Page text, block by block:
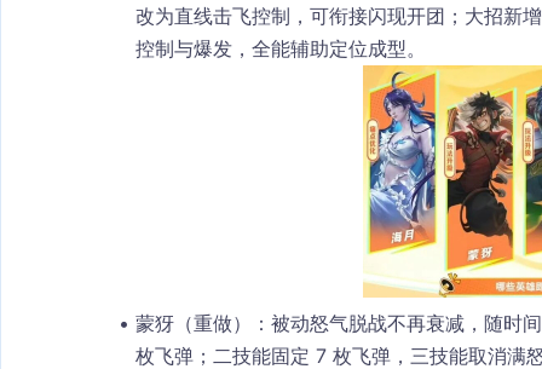
改为直线击飞控制，可衔接闪现开团；大招新增
控制与爆发，全能辅助定位成型。
蒙犽（重做）
：被动怒气脱战不再衰减，随时
枚飞弹；二技能固定 7 枚飞弹，三技能取消满